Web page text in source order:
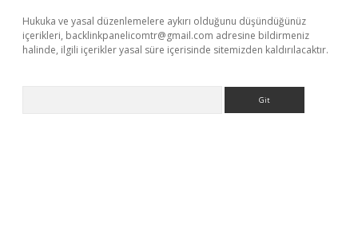
Hukuka ve yasal düzenlemelere aykırı olduğunu düşündüğünüz
içerikleri, backlinkpanelicomtr@gmail.com adresine bildirmeniz
halinde, ilgili içerikler yasal süre içerisinde sitemizden kaldırılacaktır.